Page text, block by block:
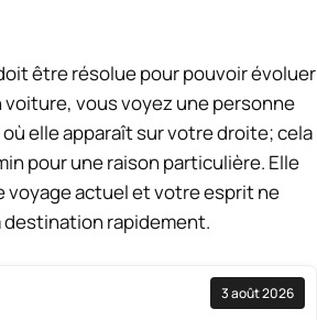
être résolue pour pouvoir évoluer
voiture, vous voyez une personne
elle apparaît sur votre droite; cela
pour une raison particulière. Elle
voyage actuel et votre esprit ne
destination rapidement.
3 août 2026